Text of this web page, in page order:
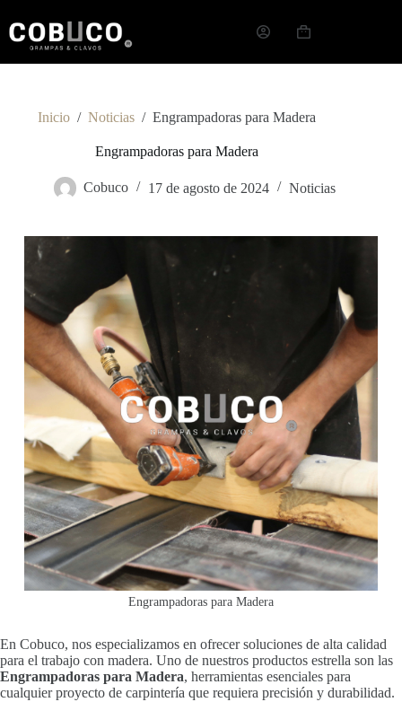
Inicio / Noticias / Engrampadoras para Madera
Engrampadoras para Madera
Cobuco 17 de agosto de 2024 Noticias
Engrampadoras para Madera
En Cobuco, nos especializamos en ofrecer soluciones de alta calidad
para el trabajo con madera. Uno de nuestros productos estrella son las
Engrampadoras para Madera, herramientas esenciales para
cualquier proyecto de carpintería que requiera precisión y durabilidad.